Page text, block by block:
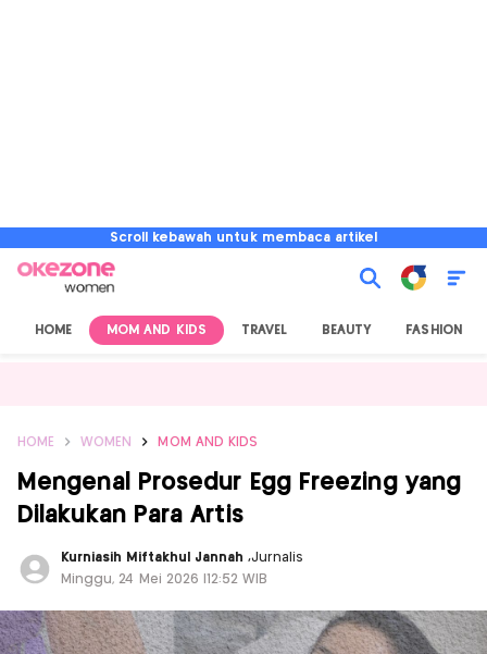
Scroll kebawah untuk membaca artikel
HOME MOM AND KIDS TRAVEL BEAUTY FASHION
HOME WOMEN MOM AND KIDS
Mengenal Prosedur Egg Freezing yang
Dilakukan Para Artis
Kurniasih Miftakhul Jannah,Jurnalis
Minggu, 24 Mei 2026 |12:52 WIB